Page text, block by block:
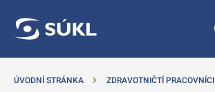
ÚVODNÍ STRÁNKA ZDRAVOTNIČTÍ PRACOVNÍCI